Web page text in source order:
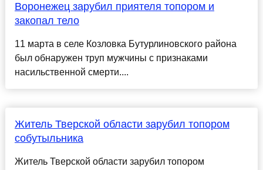
Воронежец зарубил приятеля топором и
закопал тело
11 марта в селе Козловка Бутурлиновского района
был обнаружен труп мужчины с признаками
насильственной смерти....
Житель Тверской области зарубил топором
собутыльника
Житель Тверской области зарубил топором